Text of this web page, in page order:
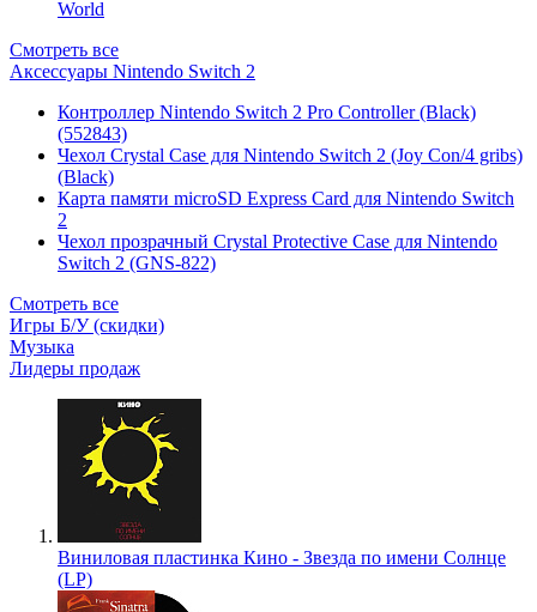
World
Смотреть все
Аксессуары Nintendo Switch 2
Контроллер Nintendo Switch 2 Pro Controller (Black)
(552843)
Чехол Сrystal Сase для Nintendo Switch 2 (Joy Con/4 gribs)
(Black)
Карта памяти microSD Express Card для Nintendo Switch
2
Чехол прозрачный Crystal Protective Case для Nintendo
Switch 2 (GNS-822)
Смотреть все
Игры Б/У (скидки)
Музыка
Лидеры продаж
Виниловая пластинка Кино - Звезда по имени Солнце
(LP)